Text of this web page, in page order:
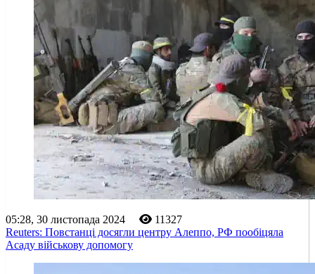
05:28, 30 листопада 2024
11327
Reuters: Повстанці досягли центру Алеппо, РФ пообіцяла
Асаду військову допомогу